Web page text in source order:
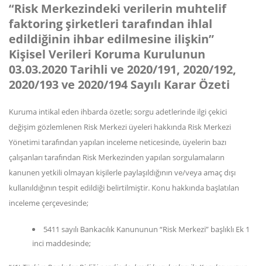
“Risk Merkezindeki verilerin muhtelif
faktoring şirketleri tarafından ihlal
edildiğinin ihbar edilmesine ilişkin”
Kişisel Verileri Koruma Kurulunun
03.03.2020 Tarihli ve 2020/191, 2020/192,
2020/193 ve 2020/194 Sayılı Karar Özeti
Kuruma intikal eden ihbarda özetle; sorgu adetlerinde ilgi çekici
değişim gözlemlenen Risk Merkezi üyeleri hakkında Risk Merkezi
Yönetimi tarafından yapılan inceleme neticesinde, üyelerin bazı
çalışanları tarafından Risk Merkezinden yapılan sorgulamaların
kanunen yetkili olmayan kişilerle paylaşıldığının ve/veya amaç dışı
kullanıldığının tespit edildiği belirtilmiştir. Konu hakkında başlatılan
inceleme çerçevesinde;
5411 sayılı Bankacılık Kanununun “Risk Merkezi” başlıklı Ek 1
inci maddesinde;